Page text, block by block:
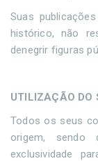
Suas
histórico, não
denegrir figuras
UTILIZAÇÃO DO
Todos os seus
origem,
exclusividade